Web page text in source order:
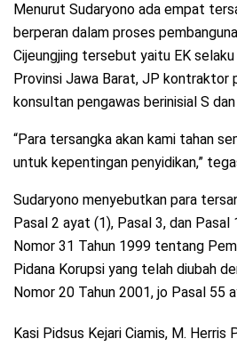
Menurut Sudaryono ada empat
berperan dalam proses
Cijeungjing tersebut yaitu EK
Provinsi Jawa Barat, JP kontraktor
konsultan pengawas berinisial S dan
“Para tersangka akan kami tahan
untuk kepentingan penyidikan,”
Sudaryono menyebutkan para
Pasal 2 ayat (1), Pasal 3, dan Pasal
Nomor 31 Tahun 1999 tentang
Pidana Korupsi yang telah diubah
Nomor 20 Tahun 2001, jo Pasal 55
Kasi Pidsus Kejari Ciamis, M. Herris